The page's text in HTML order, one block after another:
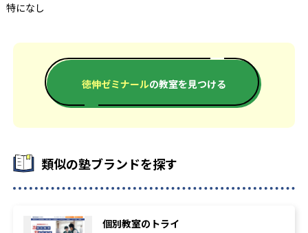
特になし
徳伸ゼミナールの教室を見つける
類似の塾ブランドを探す
個別教室のトライ